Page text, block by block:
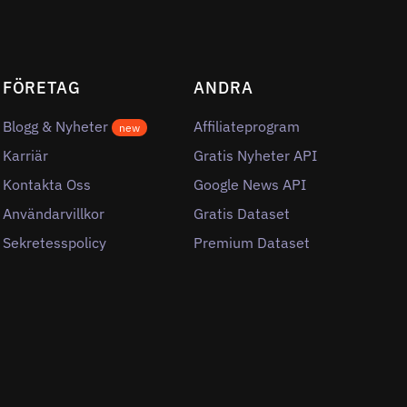
FÖRETAG
Blogg & Nyheter new
Karriär
Kontakta Oss
Användarvillkor
Sekretesspolicy
ANDRA
Affiliateprogram
Gratis Nyheter API
Google News API
Gratis Dataset
Premium Dataset